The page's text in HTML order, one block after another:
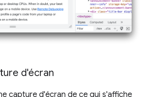
d'écran
capture d'écran de ce qui s'affiche